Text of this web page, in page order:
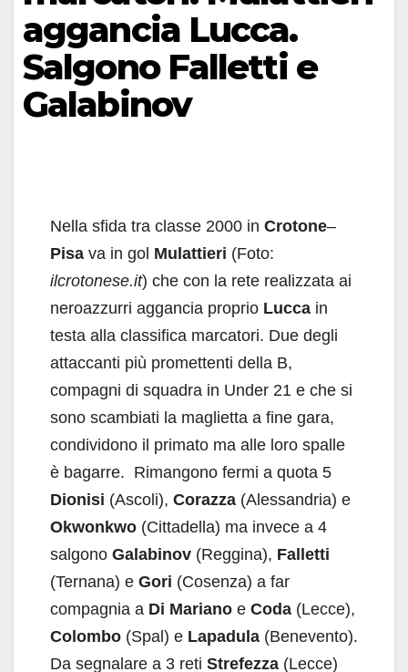
aggancia Lucca.
Salgono Falletti e
Galabinov
Nella sfida tra classe 2000 in Crotone–
Pisa va in gol Mulattieri (Foto:
ilcrotonese.it) che con la rete realizzata ai
neroazzurri aggancia proprio Lucca in
testa alla classifica marcatori. Due degli
attaccanti più promettenti della B,
compagni di squadra in Under 21 e che si
sono scambiati la maglietta a fine gara,
condividono il primato ma alle loro spalle
è bagarre. Rimangono fermi a quota 5
Dionisi (Ascoli), Corazza (Alessandria) e
Okwonkwo (Cittadella) ma invece a 4
salgono Galabinov (Reggina), Falletti
(Ternana) e Gori (Cosenza) a far
compagnia a Di Mariano e Coda (Lecce),
Colombo (Spal) e Lapadula (Benevento).
Da segnalare a 3 reti Strefezza (Lecce)